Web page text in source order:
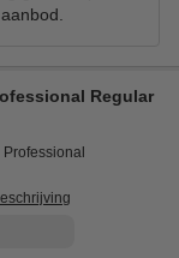
Regular
Professional